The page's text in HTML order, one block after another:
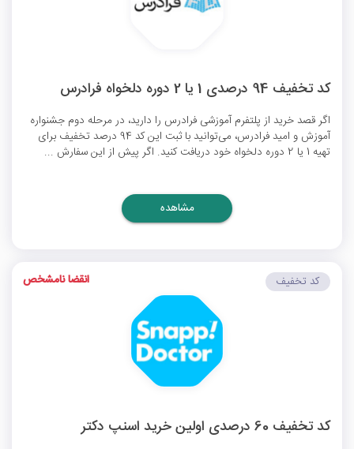
کد تخفیف 94 درصدی 1 یا 2 دوره دلخواه فرادرس
اگر قصد خرید از پلتفرم آموزشی فرادرس را دارید، در مرحله دوم جشنواره
آموزش و امید فرادرس، می‌توانید با ثبت این کد 94 درصد تخفیف برای
تهیه 1 یا 2 دوره دلخواه خود دریافت کنید. اگر پیش از این سفارش ...
مشاهده
کد تخفیف 60 درصدی اولین خرید اسنپ دکتر
کد تخفیف انقضا نامشخص